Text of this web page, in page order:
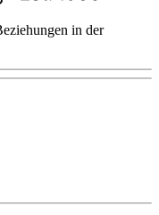
in der